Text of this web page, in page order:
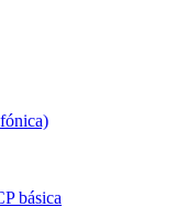
básica